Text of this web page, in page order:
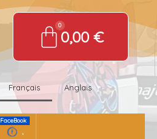
0,00 €
Français Anglais
.
FaceBook